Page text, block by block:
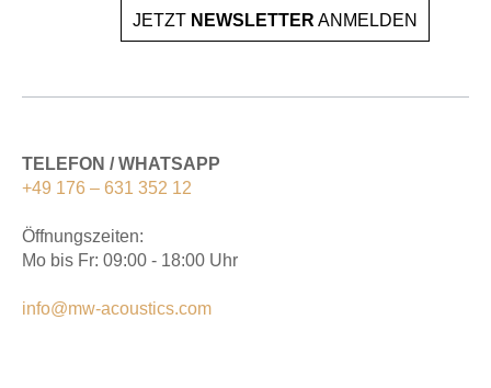
JETZT NEWSLETTER ANMELDEN
TELEFON / WHATSAPP
+49 176 – 631 352 12
Öffnungszeiten:
Mo bis Fr: 09:00 - 18:00 Uhr
info@mw-acoustics.com